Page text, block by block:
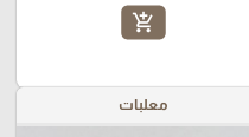
add_shopping_cart
معلبات